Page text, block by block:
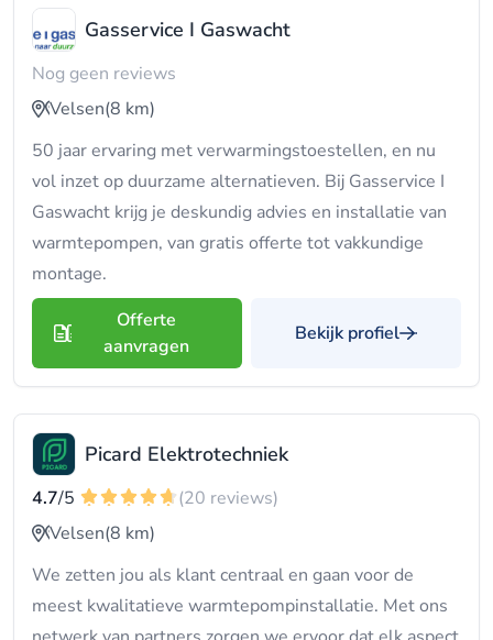
Gasservice I Gaswacht
Nog geen reviews
Velsen(8 km)
50 jaar ervaring met verwarmingstoestellen, en nu
vol inzet op duurzame alternatieven. Bij Gasservice I
Gaswacht krijg je deskundig advies en installatie van
warmtepompen, van gratis offerte tot vakkundige
montage.
Offerte
aanvragen
Bekijk profiel
Picard Elektrotechniek
4.7/5
(20 reviews)
Velsen(8 km)
We zetten jou als klant centraal en gaan voor de
meest kwalitatieve warmtepompinstallatie. Met ons